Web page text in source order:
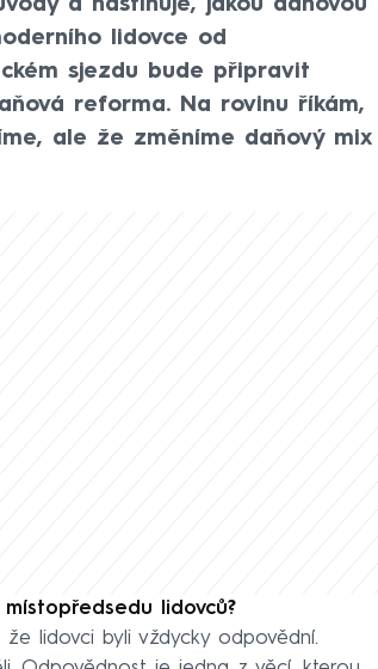
a nastiňuje, jakou daňovou
lidovce od
sjezdu bude připravit
reforma. Na rovinu říkám,
ale že změníme daňový mix
lidovců?
lidovci byli vždycky odpovědní.